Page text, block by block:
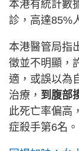
本港有統計數
診，高達85%
本港醫管局指
徵並不明顯，
適，或誤以為
治療， 到腹部
此死亡率偏高
症殺手第6名。